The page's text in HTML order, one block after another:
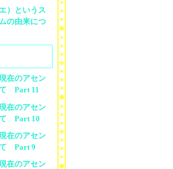
）というス
の由来につ
在のアセン
Part 11
在のアセン
て Part 10
在のアセン
て Part 9
在のアセン